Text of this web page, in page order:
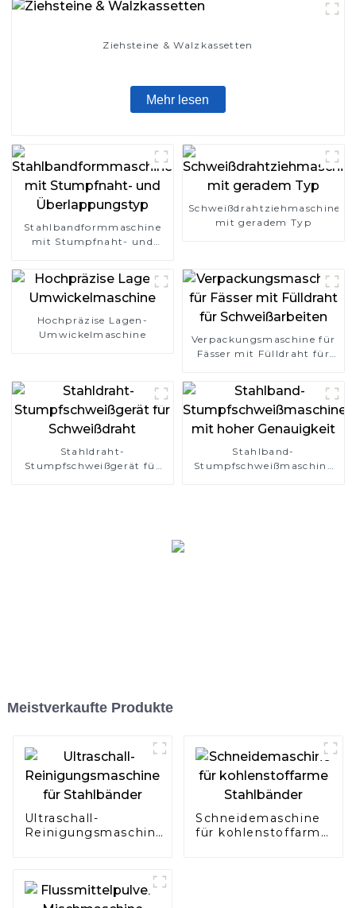
Ziehsteine ​​& Walzkassetten
Mehr lesen
Stahlbandformmaschine
mit Stumpfnaht- und
Schweißdrahtziehmaschine
mit geradem Typ
Hochpräzise Lagen-
Umwickelmaschine
Verpackungsmaschine für
Fässer mit Fülldraht für
Stahldraht-
Stumpfschweißgerät für
Stahlband-
Stumpfschweißmaschine
Meistverkaufte Produkte
Ultraschall-
Reinigungsmaschine
Schneidemaschine
für kohlenstoffarme